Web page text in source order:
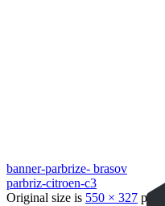
banner-parbrize- brasov
parbriz-citroen-c3
Original size is 550 × 327 pixels